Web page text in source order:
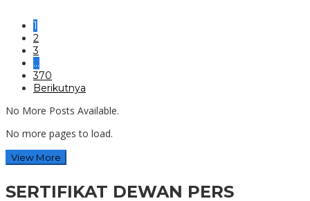
1
2
3
…
370
Berikutnya
No More Posts Available.
No more pages to load.
View More
SERTIFIKAT DEWAN PERS